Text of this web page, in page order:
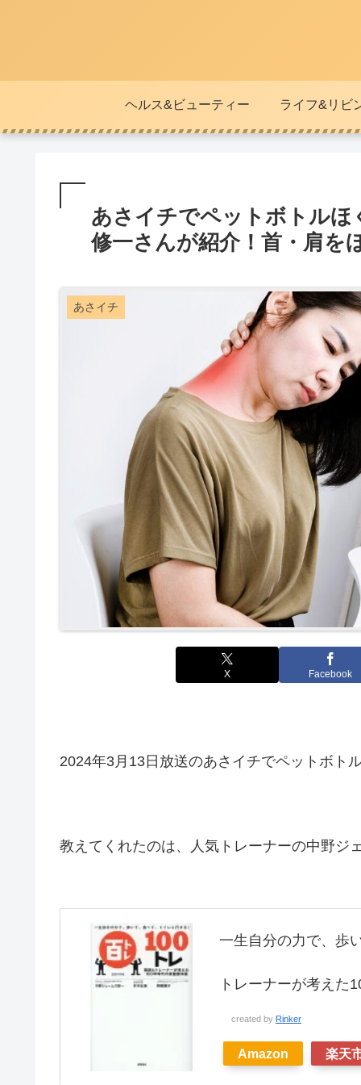
ヘルス&ビューティー ライフ&リビ
あさイチでペットボトル
修一さんが紹介！首・肩を
あさイチ
X Facebook
2024年3月13日放送のあさイチでペットボト
教えてくれたのは、人気トレーナーの中野ジ
一生自分の力で、歩
トレーナーが考えた
created by Rinker
Amazon 楽天